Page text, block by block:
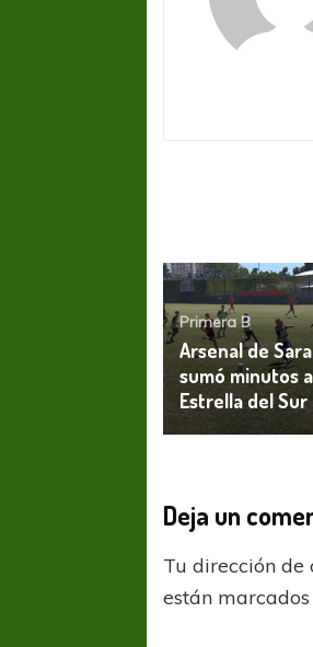
Primera B
Arsenal de
sumó minutos
Estrella del Sur
Deja un
Tu dirección de
están